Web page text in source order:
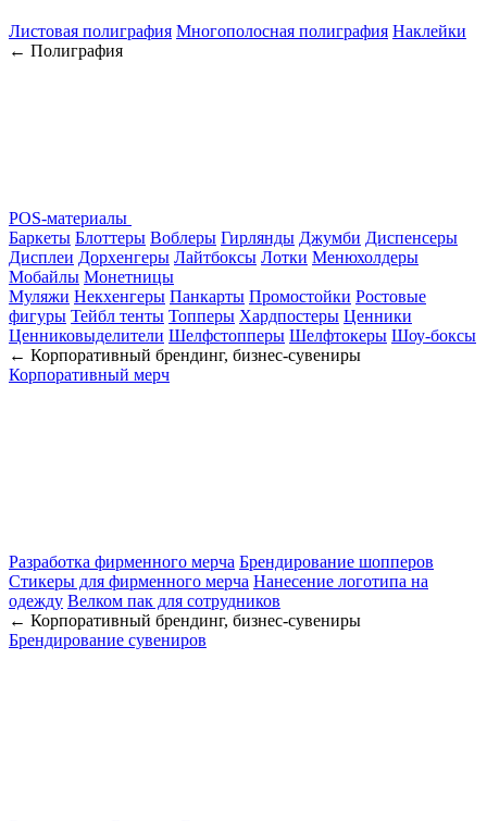
Листовая полиграфия Многополосная полиграфия Наклейки
← Полиграфия
POS-материалы
Баркеты Блоттеры Воблеры Гирлянды Джумби Диспенсеры
Дисплеи Дорхенгеры Лайтбоксы Лотки Менюхолдеры
Мобайлы Монетницы
Муляжи Некхенгеры Панкарты Промостойки Ростовые
фигуры Тейбл тенты Топперы Хардпостеры Ценники
Ценниковыделители Шелфстопперы Шелфтокеры Шоу-боксы
← Корпоративный брендинг, бизнес-сувениры
Корпоративный мерч
Разработка фирменного мерча Брендирование шопперов
Стикеры для фирменного мерча Нанесение логотипа на
одежду Велком пак для сотрудников
← Корпоративный брендинг, бизнес-сувениры
Брендирование сувениров